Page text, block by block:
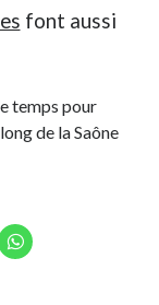
font aussi
temps pour
de la Saône